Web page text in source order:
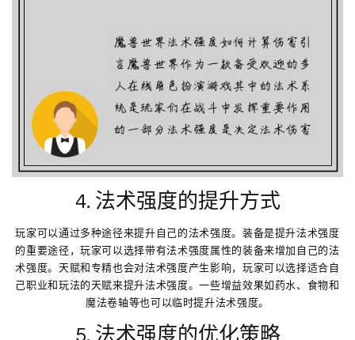
4. 法术强度的提升方式
玩家可以通过多种途径来提升自己的法术强度。装备是提升法术强度
的重要途径，玩家可以选择带有法术强度属性的装备来增加自己的法
术强度。天赋和专精也会对法术强度产生影响，玩家可以选择适合自
己职业和玩法的天赋来提升法术强度。一些增益效果如药水、食物和
魔法卷轴等也可以临时提升法术强度。
5. 法术强度的优化策略